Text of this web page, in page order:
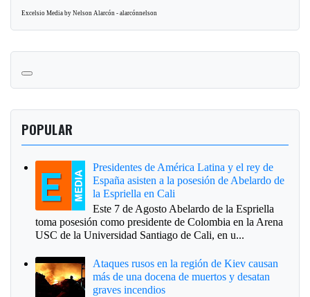
Excelsio Media by Nelson Alarcón - alarcónnelson
POPULAR
Presidentes de América Latina y el rey de
España asisten a la posesión de Abelardo de
la Espriella en Cali
Este 7 de Agosto Abelardo de la Espriella
toma posesión como presidente de Colombia en la Arena
USC de la Universidad Santiago de Cali, en u...
Ataques rusos en la región de Kiev causan
más de una docena de muertos y desatan
graves incendios